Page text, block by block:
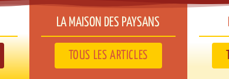
LA MAISON DES PAYSANS​
TOUS LES ARTICLES